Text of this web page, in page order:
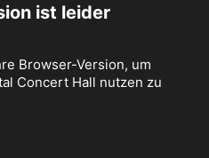
ist leider
Browser-Version, um
Concert Hall nutzen zu